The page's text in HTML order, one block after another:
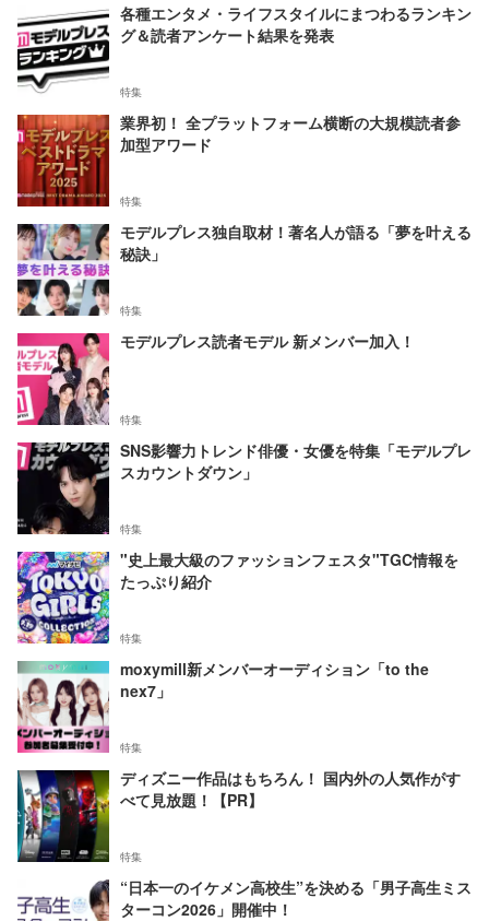
各種エンタメ・ライフスタイルにまつわるランキン
グ＆読者アンケート結果を発表
特集
業界初！ 全プラットフォーム横断の大規模読者参
加型アワード
特集
モデルプレス独自取材！著名人が語る「夢を叶える
秘訣」
特集
モデルプレス読者モデル 新メンバー加入！
特集
SNS影響力トレンド俳優・女優を特集「モデルプレ
スカウントダウン」
特集
"史上最大級のファッションフェスタ"TGC情報を
たっぷり紹介
特集
moxymill新メンバーオーディション「to the
nex7」
特集
ディズニー作品はもちろん！ 国内外の人気作がす
べて見放題！【PR】
特集
“日本一のイケメン高校生”を決める「男子高生ミス
ターコン2026」開催中！